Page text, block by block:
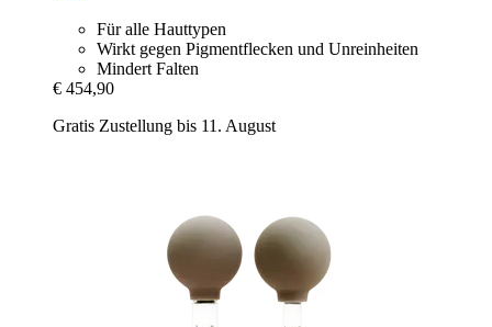
Für alle Hauttypen
Wirkt gegen Pigmentflecken und Unreinheiten
Mindert Falten
€ 454,90
Gratis Zustellung bis 11. August